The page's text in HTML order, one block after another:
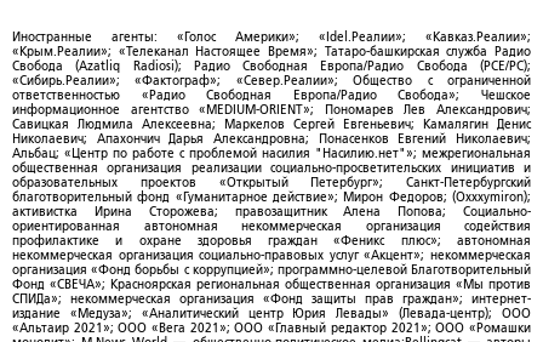
Иностранные агенты: «Голос Америки»; «Idel.Реалии»; «Кавказ.Реалии»;
«Крым.Реалии»; «Телеканал Настоящее Время»; Татаро-башкирская служба Радио
Свобода (Azatliq Radiosi); Радио Свободная Европа/Радио Свобода (PCE/PC);
«Сибирь.Реалии»; «Фактограф»; «Север.Реалии»; Общество с ограниченной
ответственностью «Радио Свободная Европа/Радио Свобода»; Чешское
информационное агентство «MEDIUM-ORIENT»; Пономарев Лев Александрович;
Савицкая Людмила Алексеевна; Маркелов Сергей Евгеньевич; Камалягин Денис
Николаевич; Апахончич Дарья Александровна; Понасенков Евгений Николаевич;
Альбац; «Центр по работе с проблемой насилия "Насилию.нет"»; межрегиональная
общественная организация реализации социально-просветительских инициатив и
образовательных проектов «Открытый Петербург»; Санкт-Петербургский
благотворительный фонд «Гуманитарное действие»; Мирон Федоров; (Oxxxymiron);
активистка Ирина Сторожева; правозащитник Алена Попова; Социально-
ориентированная автономная некоммерческая организация содействия
профилактике и охране здоровья граждан «Феникс плюс»; автономная
некоммерческая организация социально-правовых услуг «Акцент»; некоммерческая
организация «Фонд борьбы с коррупцией»; программно-целевой Благотворительный
Фонд «СВЕЧА»; Красноярская региональная общественная организация «Мы против
СПИДа»; некоммерческая организация «Фонд защиты прав граждан»; интернет-
издание «Медуза»; «Аналитический центр Юрия Левады» (Левада-центр); ООО
«Альтаир 2021»; ООО «Вега 2021»; ООО «Главный редактор 2021»; ООО «Ромашки